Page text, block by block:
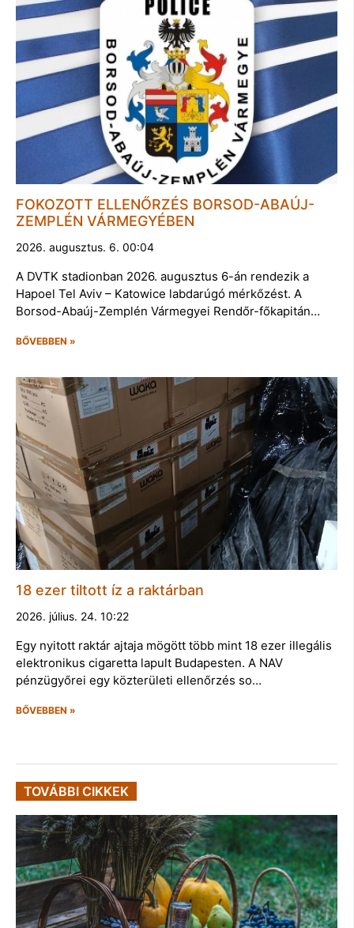
FOKOZOTT ELLENŐRZÉS BORSOD-ABAÚJ-
ZEMPLÉN VÁRMEGYÉBEN
2026. augusztus. 6. 00:04
A DVTK stadionban 2026. augusztus 6-án rendezik a
Hapoel Tel Aviv – Katowice labdarúgó mérkőzést. A
Borsod-Abaúj-Zemplén Vármegyei Rendőr-főkapitán…
BŐVEBBEN »
18 ezer tiltott íz a raktárban
2026. július. 24. 10:22
Egy nyitott raktár ajtaja mögött több mint 18 ezer illegális
elektronikus cigaretta lapult Budapesten. A NAV
pénzügyőrei egy közterületi ellenőrzés so…
BŐVEBBEN »
TOVÁBBI CIKKEK